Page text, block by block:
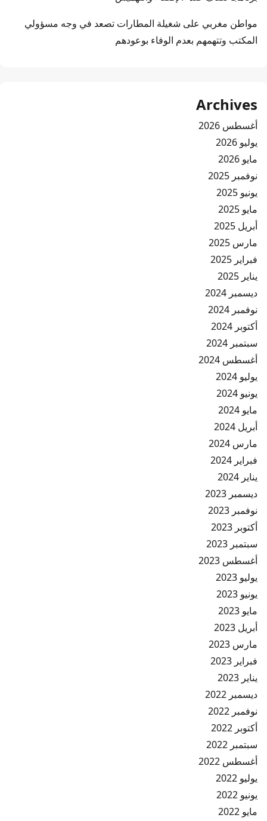
مواطن مغربي على شغيلة المطارات تصعد في وجه مسؤولي
المكتب وتتهمهم بعدم الوفاء بوعودهم
Archives
أغسطس 2026
يوليو 2026
مايو 2026
نوفمبر 2025
يونيو 2025
مايو 2025
أبريل 2025
مارس 2025
فبراير 2025
يناير 2025
ديسمبر 2024
نوفمبر 2024
أكتوبر 2024
سبتمبر 2024
أغسطس 2024
يوليو 2024
يونيو 2024
مايو 2024
أبريل 2024
مارس 2024
فبراير 2024
يناير 2024
ديسمبر 2023
نوفمبر 2023
أكتوبر 2023
سبتمبر 2023
أغسطس 2023
يوليو 2023
يونيو 2023
مايو 2023
أبريل 2023
مارس 2023
فبراير 2023
يناير 2023
ديسمبر 2022
نوفمبر 2022
أكتوبر 2022
سبتمبر 2022
أغسطس 2022
يوليو 2022
يونيو 2022
مايو 2022